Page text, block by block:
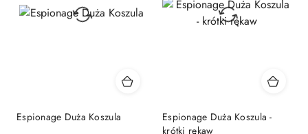
Espionage Duża Koszula
Espionage Duża Koszula -
krótki rękaw